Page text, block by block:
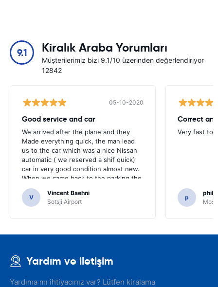
9.1 Kiralık Araba Yorumları
Müşterilerimiz bizi 9.1/10 üzerinden değerlendiriyor
12842
05-10-2020
Good service and car
We arrived after thé plane and they
Made everything quick, the man lead
us to the car which was a nice Nissan
automatic ( we reserved a shif quick)
car in very good condition almost new.
When we came back to the parking the
same man came in 5 minutes and after
a quick check we left. Very friendly and
nice. We can only recommand this
V
Vincent Baehni
Sotsji Airport
Correct
Very fast to
p
Yardım ve iletişim
Yardıma mı ihtiyacınız var? Lütfen kiralama